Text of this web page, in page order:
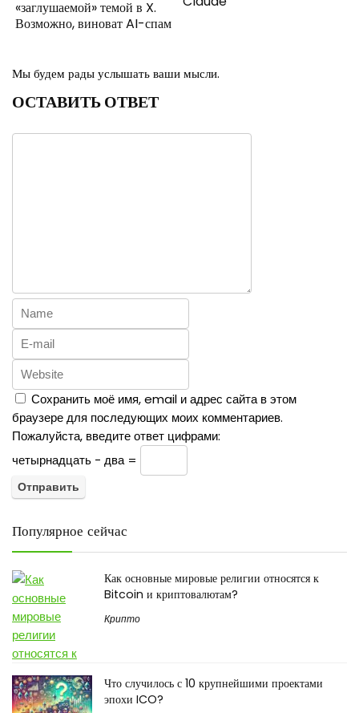
«заглушаемой» темой в X.
Возможно, виноват AI-спам
Мы будем рады услышать ваши мысли.
ОСТАВИТЬ ОТВЕТ
Сохранить моё имя, email и адрес сайта в этом
браузере для последующих моих комментариев.
Пожалуйста, введите ответ цифрами:
четырнадцать − два =
Популярное сейчас
Как основные мировые религии относятся к
Bitcoin и криптовалютам?
Крипто
Что случилось с 10 крупнейшими проектами
эпохи ICO?